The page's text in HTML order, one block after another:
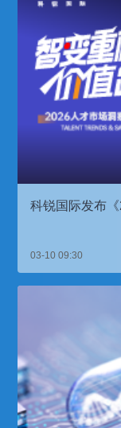
科锐国际发布
03-10 09:30